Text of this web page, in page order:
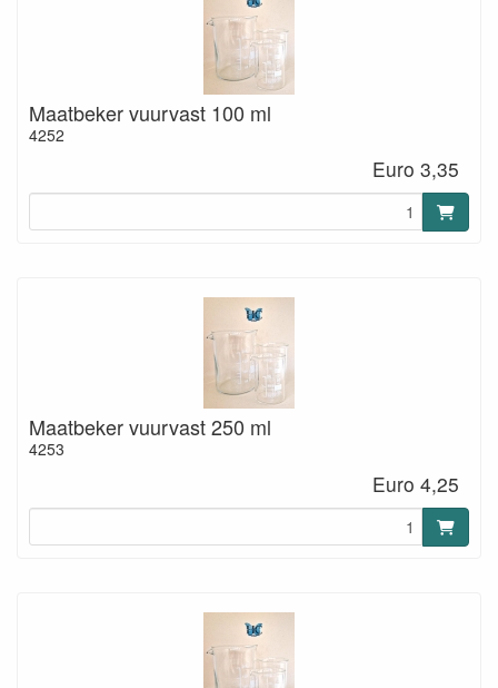
Maatbeker vuurvast 100 ml
4252
Euro 3,35
Maatbeker vuurvast 250 ml
4253
Euro 4,25